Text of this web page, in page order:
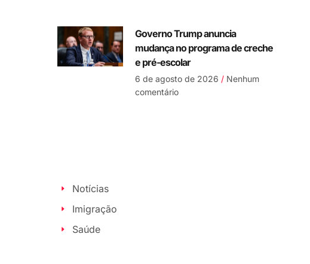
Governo Trump anuncia
mudança no programa de creche
e pré-escolar
6 de agosto de 2026 Nenhum
comentário
Notícias
Imigração
Saúde